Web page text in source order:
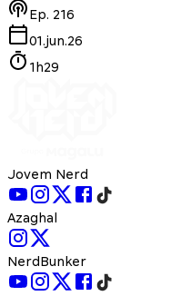
Ep. 216
01.jun.26
1h29
Jovem Nerd
Azaghal
NerdBunker